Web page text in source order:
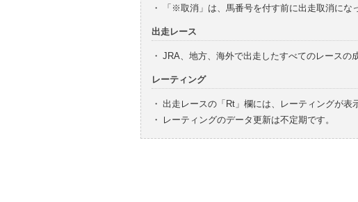
・
「※取消」は、馬番号を付す前に出走取消にな
出走レース
・ JRA、地方、海外で出走したすべてのレースの
レーティング
・ 出走レースの「Rt」欄には、レーティングが表
・
レーティングのデータ更新は不定期です。